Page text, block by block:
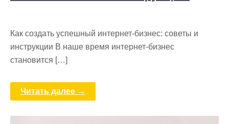
Как создать успешный интернет-бизнес: советы и
инструкции В наше время интернет-бизнес
становится […]
Читать далее →